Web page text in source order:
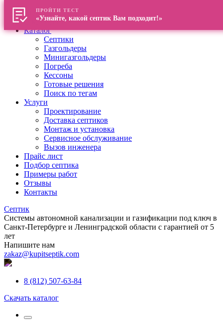
Главная
О компании
Каталог
Септики
Газгольдеры
Минигазгольдеры
Погреба
Кессоны
Готовые решения
Поиск по тегам
Услуги
Проектирование
Доставка септиков
Монтаж и установка
Сервисное обслуживание
Вызов инженера
Прайс лист
Подбор септика
Примеры работ
Отзывы
Контакты
Септик
Системы автономной канализации и газификации под ключ в
Санкт-Петербурге и Ленинградской области с гарантией от 5
лет
Напишите нам
zakaz@kupitseptik.com
8 (812) 507-63-84
Скачать каталог
ПРОЙТИ ТЕСТ
«Узнайте, какой септик Вам подходит!»